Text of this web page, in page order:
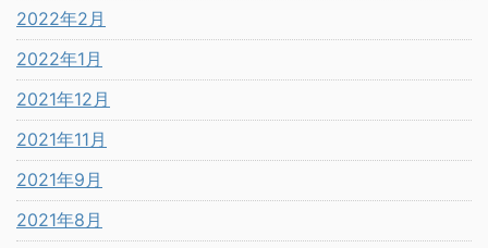
2022年2月
2022年1月
2021年12月
2021年11月
2021年9月
2021年8月